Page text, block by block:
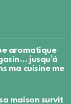
aromatique
jusqu’à
ma cuisine me
maison survit